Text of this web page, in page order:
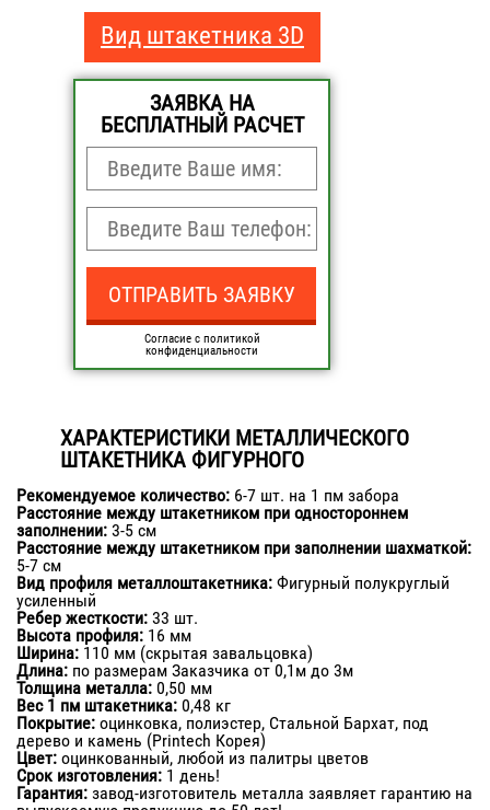
Вид штакетника 3D
ЗАЯВКА НА
БЕСПЛАТНЫЙ РАСЧЕТ
Согласие с политикой
конфиденциальности
ХАРАКТЕРИСТИКИ МЕТАЛЛИЧЕСКОГО
ШТАКЕТНИКА ФИГУРНОГО
Рекомендуемое количество: 6-7 шт. на 1 пм забора
Расстояние между штакетником при одностороннем
заполнении: 3-5 см
Расстояние между штакетником при заполнении шахматкой:
5-7 см
Вид профиля металлоштакетника: Фигурный полукруглый
усиленный
Ребер жесткости: 33 шт.
Высота профиля: 16 мм
Ширина: 110 мм (скрытая завальцовка)
Длина: по размерам Заказчика от 0,1м до 3м
Толщина металла: 0,50 мм
Вес 1 пм штакетника: 0,48 кг
Покрытие: оцинковка, полиэстер, Стальной Бархат, под
дерево и камень (Printech Корея)
Цвет: оцинкованный, любой из палитры цветов
Срок изготовления: 1 день!
Гарантия: завод-изготовитель металла заявляет гарантию на